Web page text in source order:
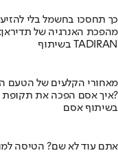
כך תחסכו בחשמל בלי להזיע
מהפכת האנרגיה של
בשיתוף TADIRAN
מאחורי הקלעים של הטעם
איך אסם הפכה את תקופת הצנע והמחסור הקשה של שנות ה-40 למותג לאומי?
בשיתוף אסם
אתם עוד לא שם? הטיסה